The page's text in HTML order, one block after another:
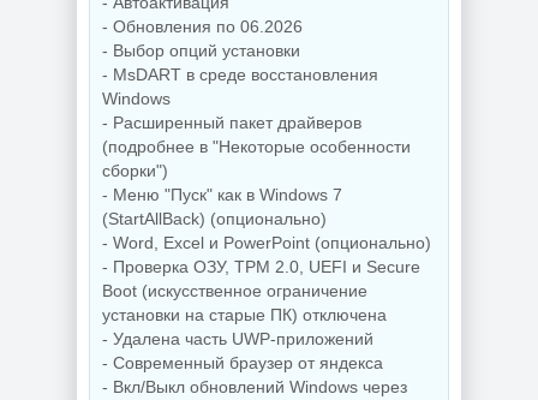
12.4.0.8170 Final
Редактор
изображений Krita
5.3.3 by 7997
Управление
процессами
Windows Process
Lasso Pro
18.2.3.42
NEW NEW
- Обновления по 06.2026
- Выбор опций установки
- MsDART в среде восстановления
Windows
- Расширенный пакет драйверов
(подробнее в "Некоторые особенности
сборки")
- Меню "Пуск" как в Windows 7
(StartAllBack) (опционально)
- Word, Excel и PowerPoint (опционально)
- Проверка ОЗУ, TPM 2.0, UEFI и Secure
Boot (искусственное ограничение
установки на старые ПК) отключена
- Удалена часть UWP-приложений
- Современный браузер от яндекса
- Вкл/Выкл обновлений Windows через